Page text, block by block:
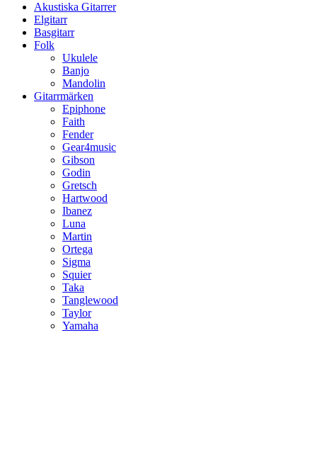
Akustiska Gitarrer
Elgitarr
Basgitarr
Folk
Ukulele
Banjo
Mandolin
Gitarrmärken
Epiphone
Faith
Fender
Gear4music
Gibson
Godin
Gretsch
Hartwood
Ibanez
Luna
Martin
Ortega
Sigma
Squier
Taka
Tanglewood
Taylor
Yamaha